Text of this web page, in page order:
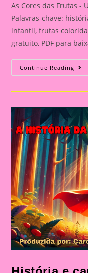
As Cores das Frutas -
Palavras-chave:
infantil, frutas
gratuito, PDF para
Continue Reading As
Em
PDF